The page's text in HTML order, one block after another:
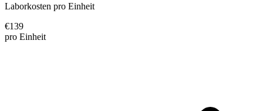
Laborkosten pro Einheit
€139
pro Einheit